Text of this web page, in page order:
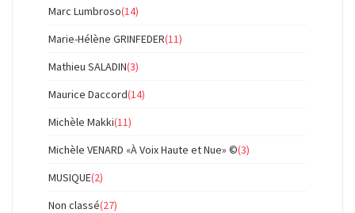
Marc Lumbroso(14)
Marie-Hélène GRINFEDER(11)
Mathieu SALADIN(3)
Maurice Daccord(14)
Michèle Makki(11)
Michèle VENARD «À Voix Haute et Nue» ©(3)
MUSIQUE(2)
Non classé(27)